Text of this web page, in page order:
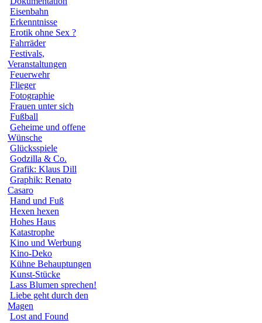
Eisenbahn
Erkenntnisse
Erotik ohne Sex ?
Fahrräder
Festivals,
Veranstaltungen
Feuerwehr
Flieger
Fotographie
Frauen unter sich
Fußball
Geheime und offene
Wünsche
Glücksspiele
Godzilla & Co.
Grafik: Klaus Dill
Graphik: Renato
Casaro
Hand und Fuß
Hexen hexen
Hohes Haus
Katastrophe
Kino und Werbung
Kino-Deko
Kühne Behauptungen
Kunst-Stücke
Lass Blumen sprechen!
Liebe geht durch den
Magen
Lost and Found